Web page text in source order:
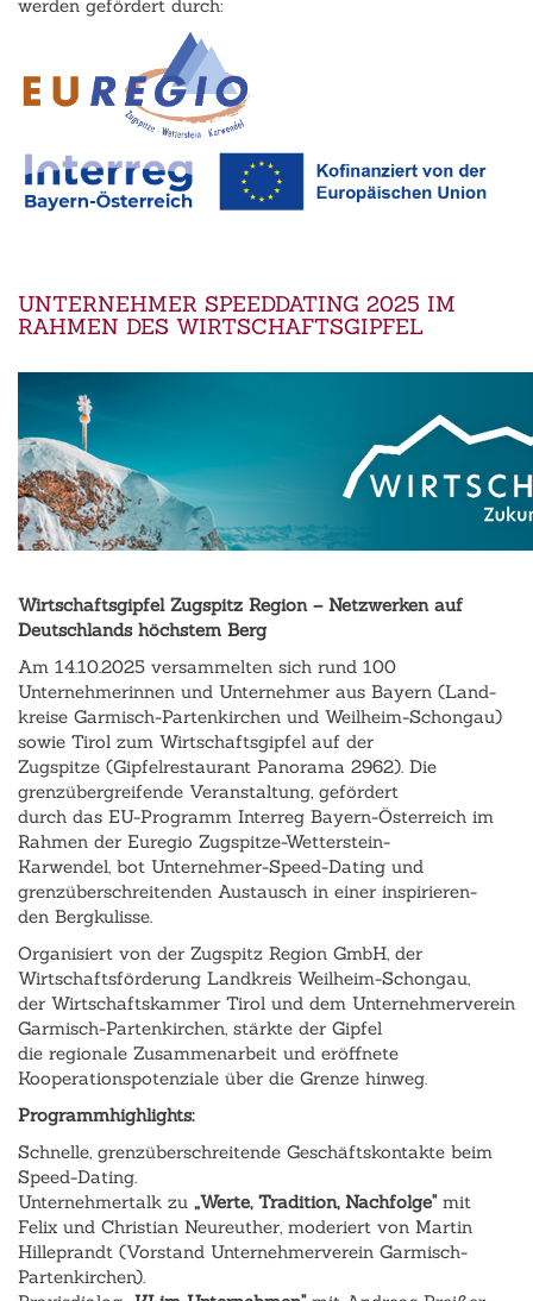
werden gefördert durch:
UNTERNEHMER SPEEDDATING 2025 IM
RAHMEN DES WIRTSCHAFTSGIPFEL
Wirtschaftsgipfel Zugspitz Region – Netzwerken auf
Deutschlands höchstem Berg
Am 14.10.2025 versammelten sich rund 100
Unternehmerinnen und Unternehmer aus Bayern (Land-
kreise Garmisch-Partenkirchen und Weilheim-Schongau)
sowie Tirol zum Wirtschaftsgipfel auf der
Zugspitze (Gipfelrestaurant Panorama 2962). Die
grenzübergreifende Veranstaltung, gefördert
durch das EU-Programm Interreg Bayern-Österreich im
Rahmen der Euregio Zugspitze-Wetterstein-
Karwendel, bot Unternehmer-Speed-Dating und
grenzüberschreitenden Austausch in einer inspirieren-
den Bergkulisse.
Organisiert von der Zugspitz Region GmbH, der
Wirtschaftsförderung Landkreis Weilheim-Schongau,
der Wirtschaftskammer Tirol und dem Unternehmerverein
Garmisch-Partenkirchen, stärkte der Gipfel
die regionale Zusammenarbeit und eröffnete
Kooperationspotenziale über die Grenze hinweg.
Programmhighlights:
Schnelle, grenzüberschreitende Geschäftskontakte beim
Speed-Dating.
Unternehmertalk zu „Werte, Tradition, Nachfolge"mit
Felix und Christian Neureuther, moderiert von Martin
Hilleprandt (Vorstand Unternehmerverein Garmisch-
Partenkirchen).